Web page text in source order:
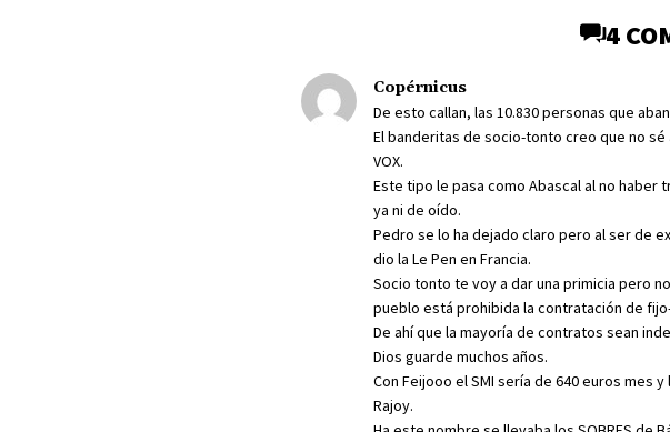
4
Copérnicus
De esto callan, las 10.830 personas que
El banderitas de socio-tonto creo que no
VOX.
Este tipo le pasa como Abascal al no haber
ya ni de oído.
Pedro se lo ha dejado claro pero al ser de
dio la Le Pen en Francia.
Socio tonto te voy a dar una primicia pero
pueblo está prohibida la contratación de
De ahí que la mayoría de contratos sean
Dios guarde muchos años.
Con Feijooo el SMI sería de 640 euros mes
Rajoy.